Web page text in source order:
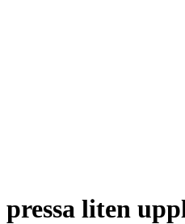
pressa liten